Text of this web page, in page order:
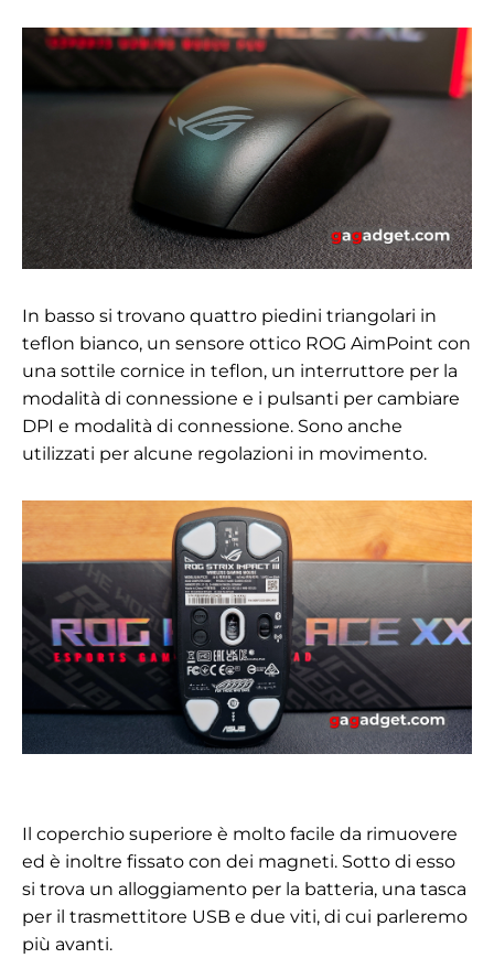
In basso si trovano quattro piedini triangolari in
teflon bianco, un sensore ottico ROG AimPoint con
una sottile cornice in teflon, un interruttore per la
modalità di connessione e i pulsanti per cambiare
DPI e modalità di connessione. Sono anche
utilizzati per alcune regolazioni in movimento.
Il coperchio superiore è molto facile da rimuovere
ed è inoltre fissato con dei magneti. Sotto di esso
si trova un alloggiamento per la batteria, una tasca
per il trasmettitore USB e due viti, di cui parleremo
più avanti.